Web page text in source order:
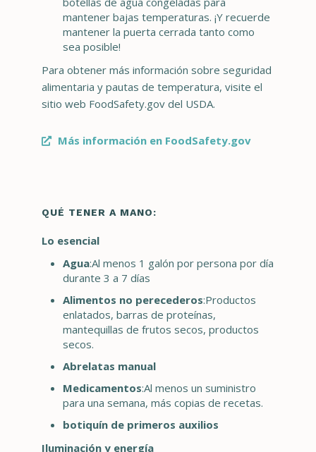
mantener bajas temperaturas. ¡Y recuerde
mantener la puerta cerrada tanto como
sea posible!
Para obtener más información sobre seguridad
alimentaria y pautas de temperatura, visite el
sitio web FoodSafety.gov del USDA.
Más información en FoodSafety.gov
QUÉ TENER A MANO:
Lo esencial
Agua:Al menos 1 galón por persona por día
durante 3 a 7 días
Alimentos no perecederos:Productos
enlatados, barras de proteínas,
mantequillas de frutos secos, productos
secos.
Abrelatas manual
Medicamentos:Al menos un suministro
para una semana, más copias de recetas.
botiquín de primeros auxilios
Iluminación y energía